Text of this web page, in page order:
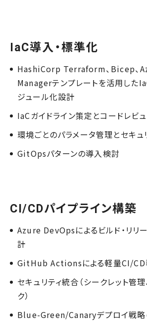
IaC導入・標準化
HashiCorp Terraform、Bicep、
Managerテンプレートを活用した
ジュール化設計
IaCガイドライン策定とコードレビ
環境ごとのパラメータ管理とセキュ
GitOpsパターンの導入検討
CI/CDパイプライン構築
Azure DevOpsによるビルド・リリ
計
GitHub Actionsによる軽量CI/CD
セキュリティ統合（シークレット管
ク）
Blue-Green/Canaryデプロイ戦略